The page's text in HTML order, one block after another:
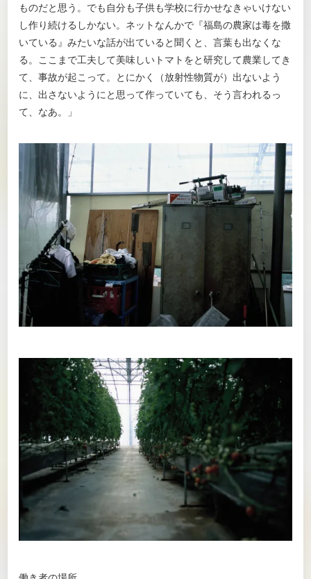
ものだと思う。でも自分も子供も学校に行かせなきゃいけない
し作り続けるしかない。ネットなんかで『福島の農家は毒を撒
いている』みたいな話が出ていると聞くと、言葉も出なくな
る。ここまで工夫して美味しいトマトをと研究して農業してき
て、事故が起こって。とにかく（放射性物質が）出ないよう
に、出さないようにと思って作っていても、そう言われるっ
て、なあ。」